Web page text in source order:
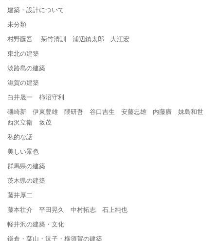
建築・設計について
未分類
村野藤吾 菊竹清訓 浦辺鎮太郎 大江宏
東北の建築
淡路島の建築
滋賀の建築
白井晟一 柿沼守利
磯崎新 伊東豊雄 隈研吾 谷口吉生 安藤忠雄 内藤廣 妹島和世
西沢立衛 坂茂
私的な話
美しい景色
群馬県の建築
茨木県の建築
藤井厚二
藤本壮介 平田晃久 中村拓志 石上純也
軽井沢の建築・文化
鎌倉・葉山・逗子・横須賀の建築